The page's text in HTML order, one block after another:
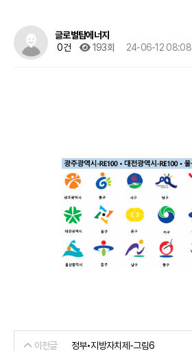
글로벌탑에너지
0건
193회 24-06-12 08:08
이전글 정부•지방자치제-그림6